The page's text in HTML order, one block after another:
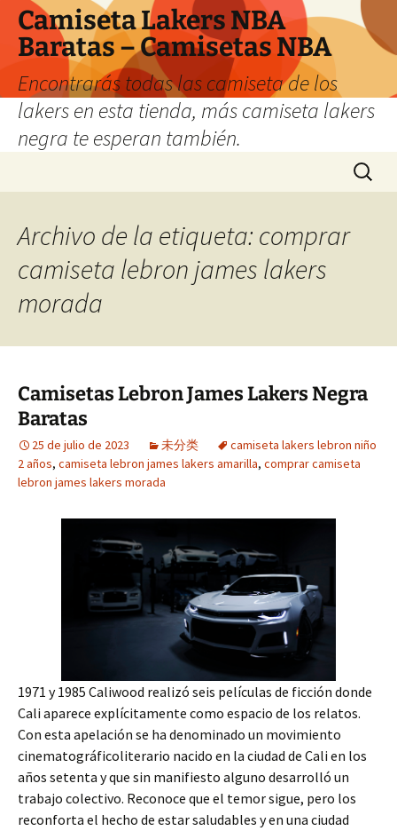
Camiseta Lakers NBA
Baratas – Camisetas NBA
Encontrarás todas las camiseta de los
lakers en esta tienda, más camiseta lakers
negra te esperan también.
Buscar:
Archivo de la etiqueta: comprar
camiseta lebron james lakers
morada
Camisetas Lebron James Lakers Negra
Baratas
25 de julio de 2023 未分类
camiseta lakers lebron niño
2 años, camiseta lebron james lakers amarilla, comprar camiseta
lebron james lakers morada
1971 y 1985 Caliwood realizó seis películas de ficción donde
Cali aparece explícitamente como espacio de los relatos.
Con esta apelación se ha denominado un movimiento
cinematográficoliterario nacido en la ciudad de Cali en los
años setenta y que sin manifiesto alguno desarrolló un
trabajo colectivo. Reconoce que el temor sigue, pero los
reconforta el hecho de estar saludables y en una ciudad